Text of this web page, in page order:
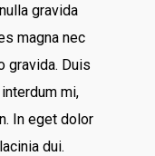
gravida
magna nec
gravida. Duis
mi,
In eget dolor
dui.